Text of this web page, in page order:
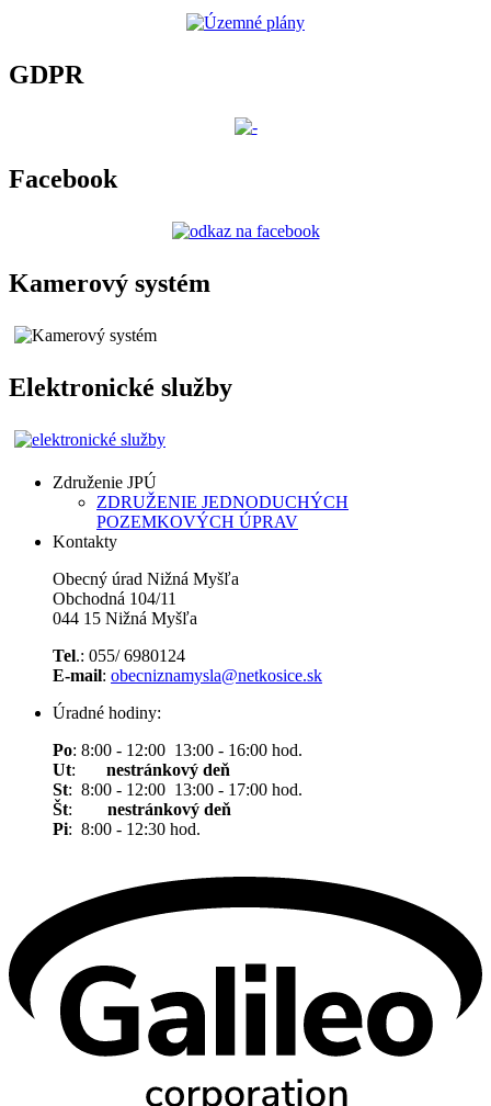
GDPR
Facebook
Kamerový systém
Elektronické služby
Združenie JPÚ
ZDRUŽENIE JEDNODUCHÝCH
POZEMKOVÝCH ÚPRAV
Kontakty
Obecný úrad Nižná Myšľa
Obchodná 104/11
044 15 Nižná Myšľa
Tel.: 055/ 6980124
E-mail: obecniznamysla@netkosice.sk
Úradné hodiny:
Po: 8:00 - 12:00 13:00 - 16:00 hod.
Ut:
nestránkový deň
St: 8:00 - 12:00 13:00 - 17:00 hod.
Št: nestránkový deň
Pi: 8:00 - 12:30 hod.